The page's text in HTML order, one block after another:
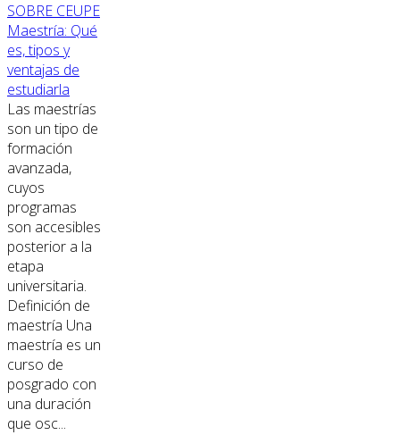
SOBRE CEUPE
Maestría: Qué
es, tipos y
ventajas de
estudiarla
Las maestrías
son un tipo de
formación
avanzada,
cuyos
programas
son accesibles
posterior a la
etapa
universitaria.
Definición de
maestría Una
maestría es un
curso de
posgrado con
una duración
que osc...